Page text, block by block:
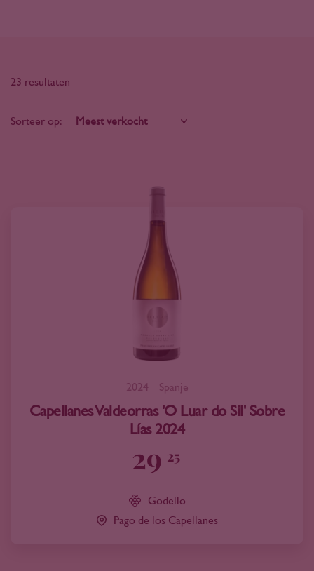
23 resultaten
Sorteer op:
2024 Spanje
Capellanes Valdeorras 'O Luar do Sil' Sobre
Lías 2024
29 25
Godello
Pago de los Capellanes